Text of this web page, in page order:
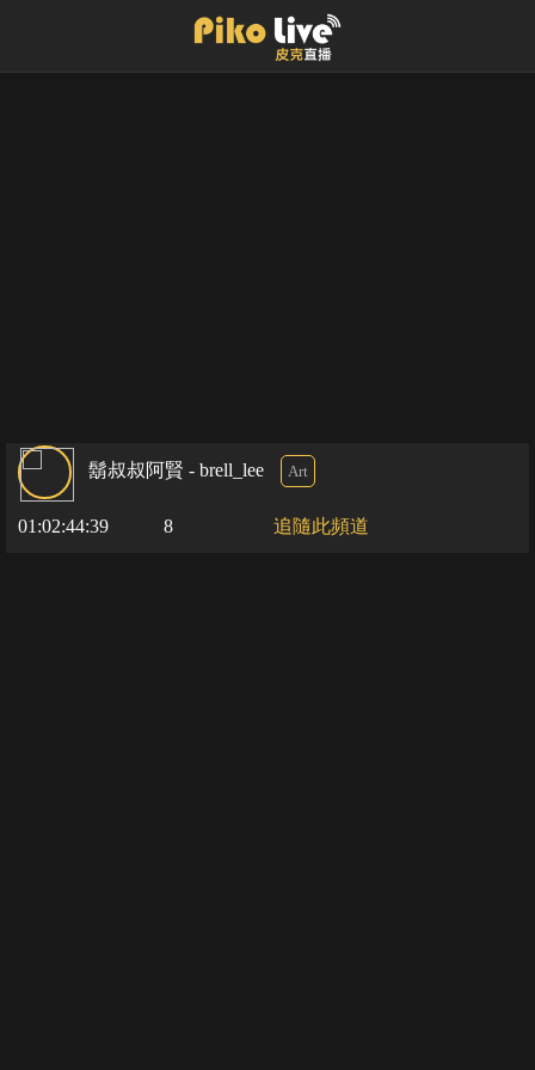
鬍叔叔阿賢 - brell_lee Art
01:02:44:39 8 追隨此頻道